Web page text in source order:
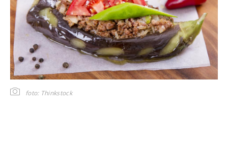
foto: Thinkstock